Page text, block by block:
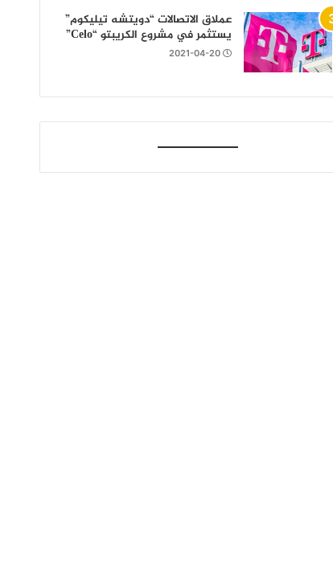
عملاق الاتصالات “دويتشه تيليكوم”
يستثمر في مشروع الكريبتو “Celo”
2021-04-20